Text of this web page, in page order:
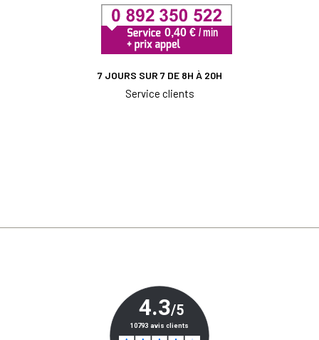
7 JOURS SUR 7 DE 8H À 20H
Service clients